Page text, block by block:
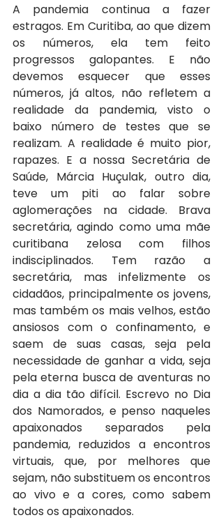
A pandemia continua a fazer
estragos. Em Curitiba, ao que dizem
os números, ela tem feito
progressos galopantes. E não
devemos esquecer que esses
números, já altos, não refletem a
realidade da pandemia, visto o
baixo número de testes que se
realizam. A realidade é muito pior,
rapazes. E a nossa Secretária de
Saúde, Márcia Huçulak, outro dia,
teve um piti ao falar sobre
aglomerações na cidade. Brava
secretária, agindo como uma mãe
curitibana zelosa com filhos
indisciplinados. Tem razão a
secretária, mas infelizmente os
cidadãos, principalmente os jovens,
mas também os mais velhos, estão
ansiosos com o confinamento, e
saem de suas casas, seja pela
necessidade de ganhar a vida, seja
pela eterna busca de aventuras no
dia a dia tão difícil. Escrevo no Dia
dos Namorados, e penso naqueles
apaixonados separados pela
pandemia, reduzidos a encontros
virtuais, que, por melhores que
sejam, não substituem os encontros
ao vivo e a cores, como sabem
todos os apaixonados.